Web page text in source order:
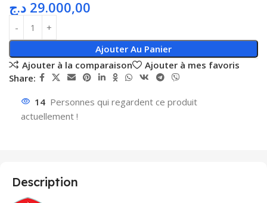
29.000,00 د.ج
Ajouter Au Panier
Ajouter à la comparaison
Ajouter à mes favoris
Share:
14 Personnes qui regardent ce produit
actuellement !
Description